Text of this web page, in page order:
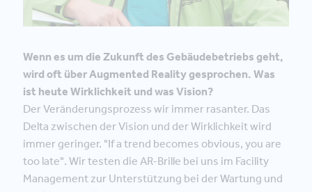
Wenn es um die Zukunft des Gebäudebetriebs geht,
wird oft über Augmented Reality gesprochen. Was
ist heute Wirklichkeit und was Vision?
Der Veränderungsprozess wir immer rasanter. Das
Delta zwischen der Vision und der Wirklichkeit wird
immer geringer. "If a trend becomes obvious, you are
too late". Wir testen die AR-Brille bei uns im Facility
Management zur Unterstützung bei der Wartung und